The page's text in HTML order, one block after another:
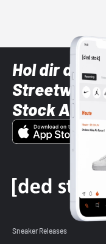
Hol dir die
Streetwear-
Stock App
Sneaker Releases